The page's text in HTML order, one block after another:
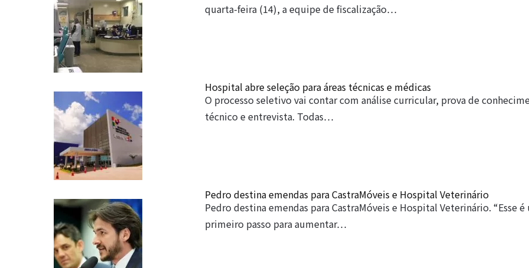
quarta-feira (14), a equipe de fiscalização…
Hospital abre seleção para áreas técnicas e médicas
O processo seletivo vai contar com análise curricular, prova de
técnico e entrevista. Todas…
Pedro destina emendas para CastraMóveis e Hospital Veterinário
Pedro destina emendas para CastraMóveis e Hospital Veterinário. “Esse é
primeiro passo para aumentar…